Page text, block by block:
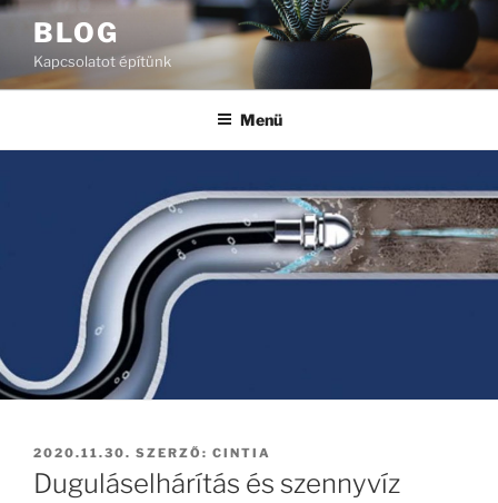
Tartalomhoz
BLOG
Kapcsolatot építünk
Menü
BEKÜLDVE:
2020.11.30. SZERZŐ: CINTIA
Duguláselhárítás és szennyvíz